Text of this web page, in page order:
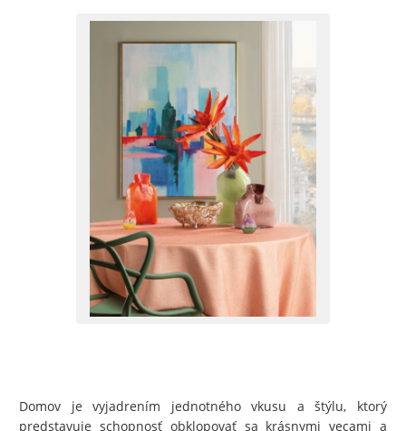
Domov je vyjadrením jednotného vkusu a štýlu, ktorý
predstavuje schopnosť obklopovať sa krásnymi vecami a